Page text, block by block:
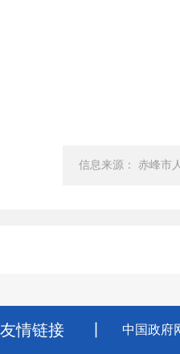
信息来源： 赤峰市
友情链接 中国政府